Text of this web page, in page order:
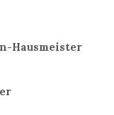
Hausmeister